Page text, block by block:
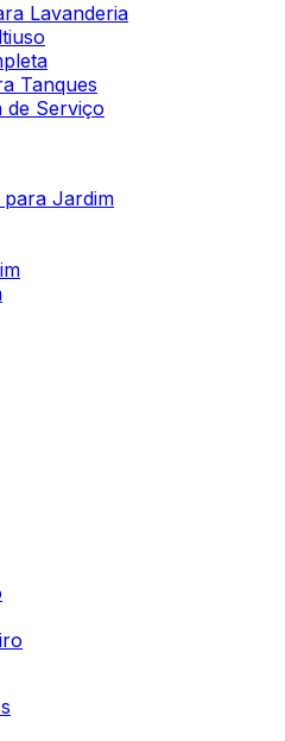
Lavanderia
Tanques
de Serviço
Jardim